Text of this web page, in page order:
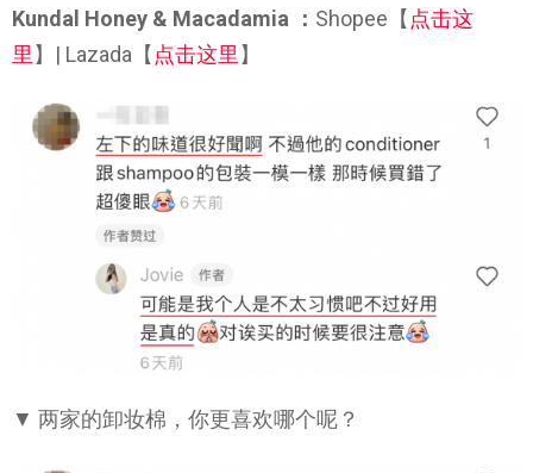
Kundal Honey & Macadamia ： Shopee【点击这
里】| Lazada【点击这里】
▼ 两家的卸妆棉，你更喜欢哪个呢？